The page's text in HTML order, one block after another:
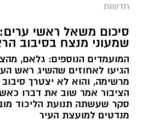
חדשות
סיכום משאל ראשי
שמעוני מנצח בסיבוב
המועמדים הנוספים: גלאם,
הגיעו לאחוזים שהשיג ראש
מרשימה, והוא לא יצטרך סיבוב
סקר שעשתה תנועת הליכוד
מנדטים למועצת העיר